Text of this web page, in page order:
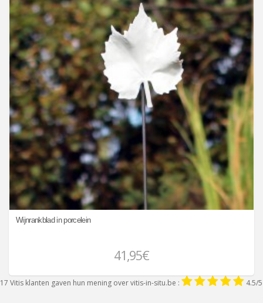
Wijnrankblad in porcelein
41,95€
17 Vitis klanten gaven hun mening overvitis-in-situ.be : 4.5/5